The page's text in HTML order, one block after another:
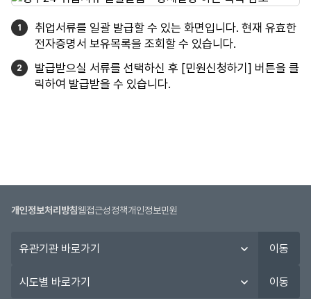
취업서류를 일괄 발급할 수 있는 화면입니다. 현재 유효한
전자증명서 보유목록을 조회할 수 있습니다.
발급받으실 서류를 선택하신 후 [민원신청하기] 버튼을 클
릭하여 발급받을 수 있습니다.
개인정보처리방침웹접근성정책개인정보민원
관
이동
도
이동